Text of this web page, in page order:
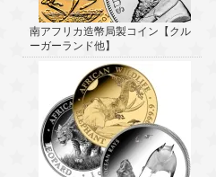
南アフリカ造幣局製コイン【クル
ーガーランド他】